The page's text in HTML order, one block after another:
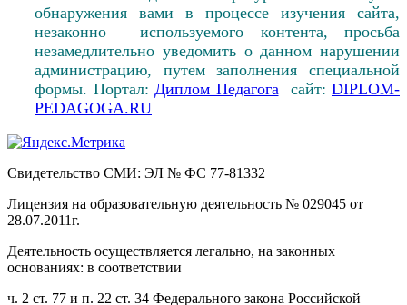
обнаружения вами в процессе изучения сайта,
незаконно используемого контента, просьба
незамедлительно уведомить о данном нарушении
администрацию, путем заполнения специальной
формы. Портал: Диплом Педагога сайт: DIPLOM-
PEDAGOGA.RU
Свидетельство СМИ: ЭЛ № ФС 77-81332
Лицензия на образовательную деятельность № 029045 от
28.07.2011г.
Деятельность осуществляется легально, на законных
основаниях: в соответствии
ч. 2 ст. 77 и п. 22 ст. 34 Федерального закона Российской